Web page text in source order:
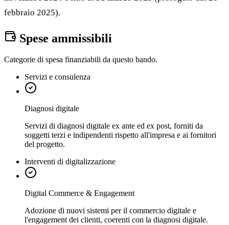
febbraio 2025).
Spese ammissibili
Categorie di spesa finanziabili da questo bando.
Servizi e consulenza
Diagnosi digitale
Servizi di diagnosi digitale ex ante ed ex post, forniti da
soggetti terzi e indipendenti rispetto all'impresa e ai fornitori
del progetto.
Interventi di digitalizzazione
Digital Commerce & Engagement
Adozione di nuovi sistemi per il commercio digitale e
l'engagement dei clienti, coerenti con la diagnosi digitale.